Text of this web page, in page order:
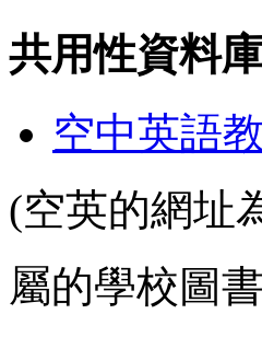
共用性資料
空中英語
(空英的網址
屬的學校圖